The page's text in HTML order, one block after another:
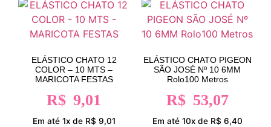
ELÁSTICO CHATO 12
COLOR – 10 MTS –
MARICOTA FESTAS
R$ 9,01
Em até 1x de R$ 9,01
ELÁSTICO CHATO PIGEON
SÃO JOSÉ Nº 10 6MM
Rolo100 Metros
R$ 53,07
Em até 10x de R$ 6,40